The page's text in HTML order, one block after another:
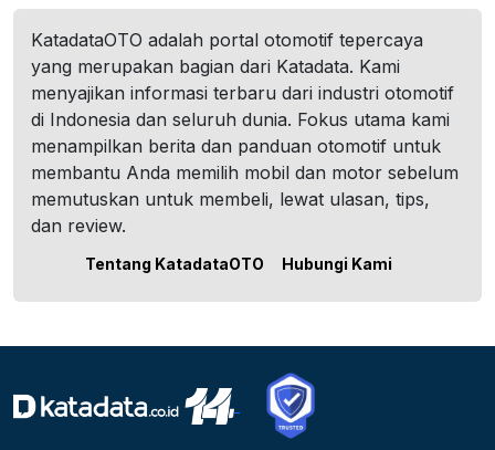
KatadataOTO adalah portal otomotif tepercaya
yang merupakan bagian dari Katadata. Kami
menyajikan informasi terbaru dari industri otomotif
di Indonesia dan seluruh dunia. Fokus utama kami
menampilkan berita dan panduan otomotif untuk
membantu Anda memilih mobil dan motor sebelum
memutuskan untuk membeli, lewat ulasan, tips,
dan review.
Tentang KatadataOTO Hubungi Kami